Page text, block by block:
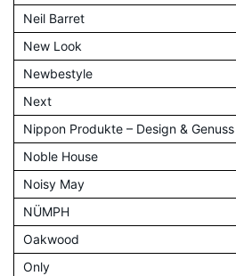
Neil Barret
New Look
Newbestyle
Next
Nippon Produkte – Design &
Noble House
Noisy May
NÜMPH
Oakwood
Only